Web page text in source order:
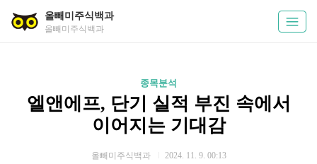
올빼미주식백과
올빼미주식백과
종목분석
엘앤에프, 단기 실적 부진 속에서
이어지는 기대감
올빼미주식백과 2024. 11. 9. 00:13